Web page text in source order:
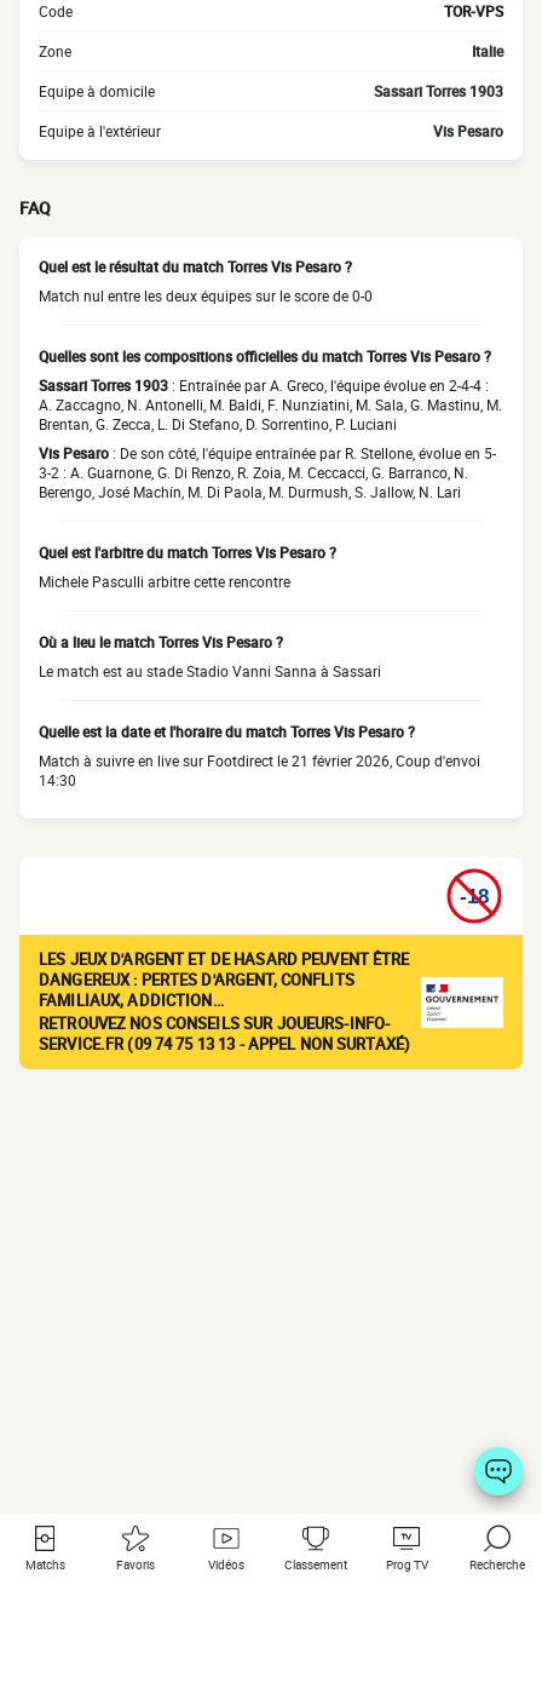
Code TOR-VPS
Zone Italie
Equipe à domicile Sassari Torres 1903
Equipe à l'extérieur Vis Pesaro
FAQ
Quel est le résultat du match Torres Vis Pesaro ?
Match nul entre les deux équipes sur le score de 0-0
Quelles sont les compositions officielles du match Torres Vis Pesaro ?
Sassari Torres 1903 : Entraînée par A. Greco, l'équipe évolue en 2-4-4 :
A. Zaccagno, N. Antonelli, M. Baldi, F. Nunziatini, M. Sala, G. Mastinu, M.
Brentan, G. Zecca, L. Di Stefano, D. Sorrentino, P. Luciani
Vis Pesaro : De son côté, l'équipe entraînée par R. Stellone, évolue en 5-
3-2 : A. Guarnone, G. Di Renzo, R. Zoia, M. Ceccacci, G. Barranco, N.
Berengo, José Machín, M. Di Paola, M. Durmush, S. Jallow, N. Lari
Quel est l'arbitre du match Torres Vis Pesaro ?
Michele Pasculli arbitre cette rencontre
Où a lieu le match Torres Vis Pesaro ?
Le match est au stade Stadio Vanni Sanna à Sassari
Quelle est la date et l'horaire du match Torres Vis Pesaro ?
Match à suivre en live sur Footdirect le 21 février 2026, Coup d'envoi
14:30
LES JEUX D'ARGENT ET DE HASARD PEUVENT ÊTRE
DANGEREUX : PERTES D'ARGENT, CONFLITS
FAMILIAUX, ADDICTION…
RETROUVEZ NOS CONSEILS SUR JOUEURS-INFO-
SERVICE.FR (09 74 75 13 13 - APPEL NON SURTAXÉ)
Matchs Favoris Vidéos Classement Prog TV Recherche